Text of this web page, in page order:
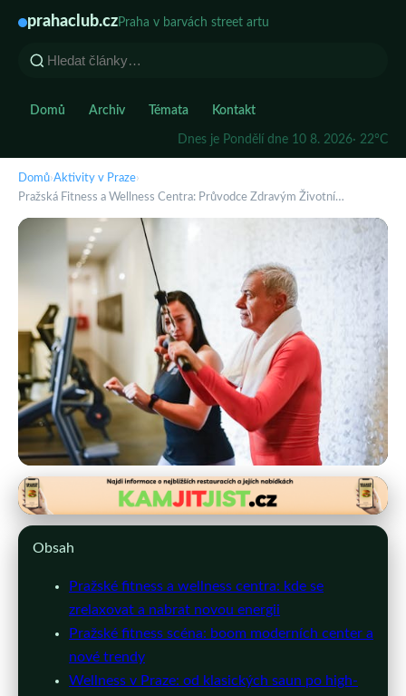
prahaclub.czPraha v barvách street artu
Domů Archiv Témata Kontakt
Dnes je Pondělí dne 10 8. 2026· 22°C
Domů›Aktivity v Praze›
Pražská Fitness a Wellness Centra: Průvodce Zdravým Životní…
Aktivity v Praze
Životním Stylem
Obsah
Pražské fitness a wellness centra: kde se
zrelaxovat a nabrat novou energii
Pražské fitness scéna: boom moderních center a
nové trendy
Wellness v Praze: od klasických saun po high-